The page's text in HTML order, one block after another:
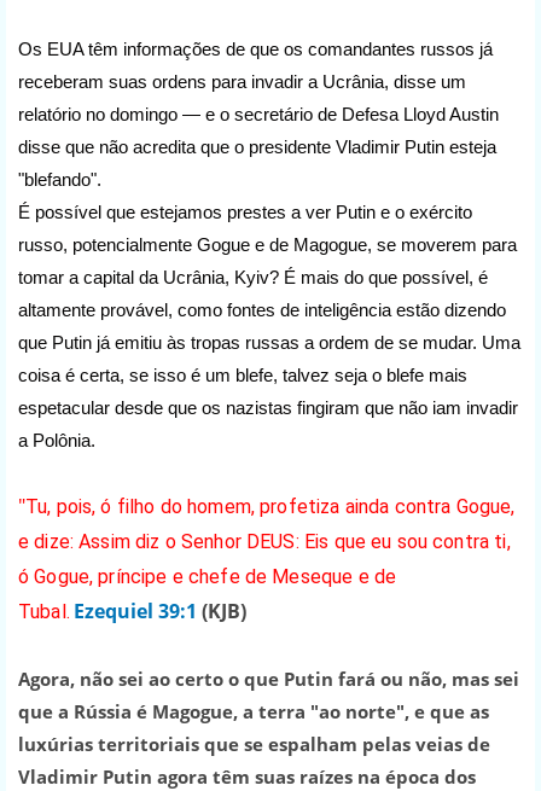
Os EUA têm informações de que os comandantes russos já
receberam suas ordens para invadir a Ucrânia, disse um
relatório no domingo — e o secretário de Defesa Lloyd Austin
disse que não acredita que o presidente Vladimir Putin esteja
"blefando".
É possível que estejamos prestes a ver Putin e o exército
russo, potencialmente Gogue e de Magogue, se moverem para
tomar a capital da Ucrânia, Kyiv? É mais do que possível, é
altamente provável, como fontes de inteligência estão dizendo
que Putin já emitiu às tropas russas a ordem de se mudar. Uma
coisa é certa, se isso é um blefe, talvez seja o blefe mais
espetacular desde que os nazistas fingiram que não iam invadir
a Polônia.
"Tu, pois, ó filho do homem, profetiza ainda contra Gogue,
e dize: Assim diz o Senhor DEUS: Eis que eu sou contra ti,
ó Gogue, príncipe e chefe de Meseque e de
Tubal. Ezequiel 39:1 (KJB)
Agora, não sei ao certo o que Putin fará ou não, mas sei
que a Rússia é Magogue, a terra "ao norte", e que as
luxúrias territoriais que se espalham pelas veias de
Vladimir Putin agora têm suas raízes na época dos